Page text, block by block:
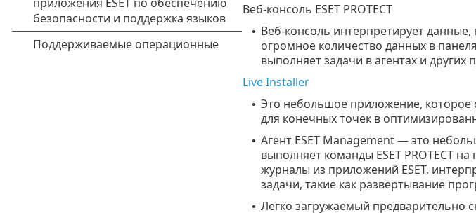
Веб-консоль ESET PROTECT
• Веб-консоль интерпретирует данные,
огромное количество данных в
выполняет задачи в агентах и других
Live Installer
• Это небольшое приложение, которое
для конечных точек в
• Агент ESET Management — это
выполняет команды ESET PROTECT
журналы из приложений ESET,
задачи, такие как развертывание
• Легко загружаемый предварительно